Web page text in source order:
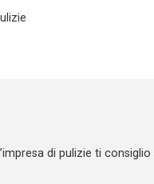
di pulizie ti